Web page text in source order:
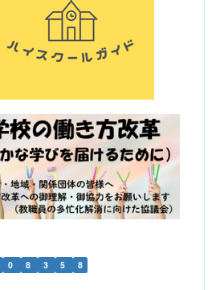
0 8 3 5 8